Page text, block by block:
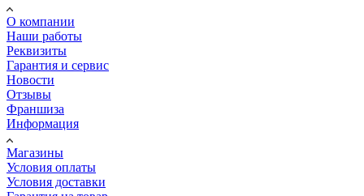
О компании
Наши работы
Реквизиты
Гарантия и сервис
Новости
Отзывы
Франшиза
Информация
Магазины
Условия оплаты
Условия доставки